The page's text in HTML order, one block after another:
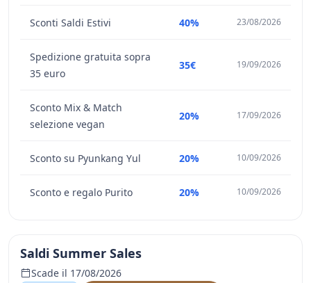
Sconti Saldi Estivi 40% 23/08/2026
Spedizione gratuita sopra
35 euro
35€ 19/09/2026
Sconto Mix & Match
selezione vegan
20% 17/09/2026
Sconto su Pyunkang Yul 20% 10/09/2026
Sconto e regalo Purito 20% 10/09/2026
Saldi Summer Sales
Scade il 17/08/2026